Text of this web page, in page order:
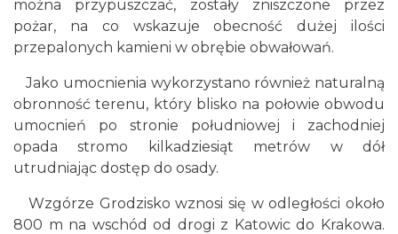
można przypuszczać, zostały zniszczone przez
pożar, na co wskazuje obecność dużej ilości
przepalonych kamieni w obrębie obwałowań.
Jako umocnienia wykorzystano również naturalną
obronność terenu, który blisko na połowie obwodu
umocnień po stronie południowej i zachodniej
opada stromo kilkadziesiąt metrów w dół
utrudniając dostęp do osady.
Wzgórze Grodzisko wznosi się w odległości około
800 m na wschód od drogi z Katowic do Krakowa.